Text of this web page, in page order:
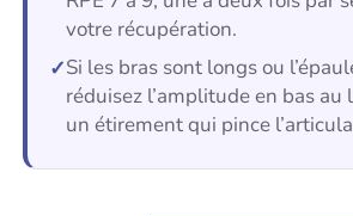
votre récupération.
Si les bras sont longs ou
réduisez l’amplitude en bas au
un étirement qui pince